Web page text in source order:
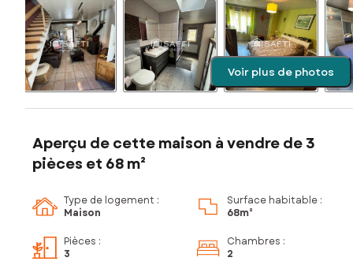
Voir plus de photos
Aperçu de cette maison à vendre de 3
pièces et 68 m²
Type de logement :
Maison
Surface habitable :
68m²
Pièces :
3
Chambres :
2